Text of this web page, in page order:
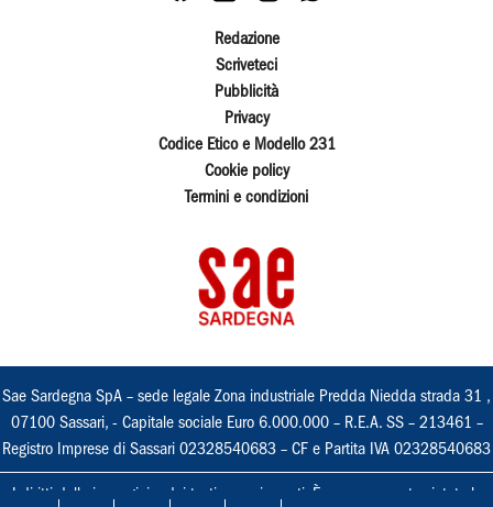
Redazione
Scriveteci
Pubblicità
Privacy
Codice Etico e Modello 231
Cookie policy
Termini e condizioni
Sae Sardegna SpA – sede legale Zona industriale Predda Niedda strada 31 ,
07100 Sassari, - Capitale sociale Euro 6.000.000 – R.E.A. SS – 213461 –
Registro Imprese di Sassari 02328540683 – CF e Partita IVA 02328540683
I diritti delle immagini e dei testi sono riservati. È espressamente vietata la